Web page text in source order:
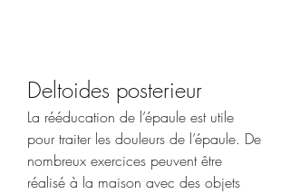
Deltoides posterieur
La rééducation de l’épaule est utile
pour traiter les douleurs de l’épaule. De
nombreux exercices peuvent être
réalisé à la maison avec des objets